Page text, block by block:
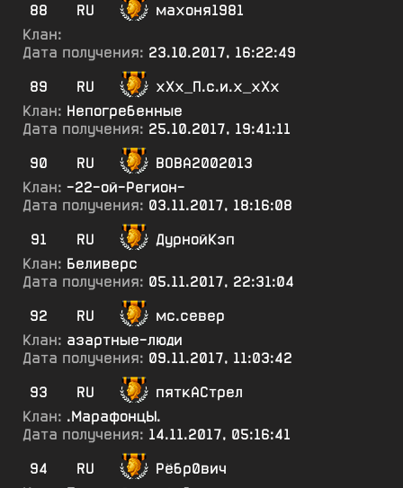
88
RU
махоня1981
Клан:
Дата получения: 23.10.2017, 16:22:49
89
RU
хХх_П.с.и.х_хХх
Клан: Непогребенные
Дата получения: 25.10.2017, 19:41:11
90
RU
ВОВА2002013
Клан: -22-ой-Регион-
Дата получения: 03.11.2017, 18:16:08
91
RU
ДурнойКэп
Клан: Беливерс
Дата получения: 05.11.2017, 22:31:04
92
RU
мс.север
Клан: азартные-люди
Дата получения: 09.11.2017, 11:03:42
93
RU
пяткАСтрел
Клан: .МарафонцЫ.
Дата получения: 14.11.2017, 05:16:41
94
RU
Рёбр0вич